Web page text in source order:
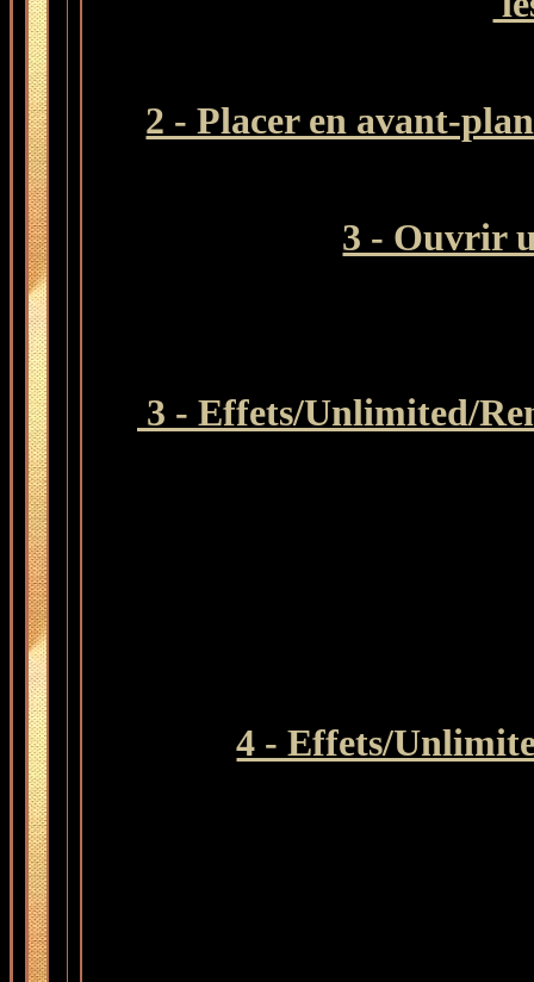
2 - Placer en avant-
3 - Ouvrir
3 - Effets/Unlimited/
4 - Effets/